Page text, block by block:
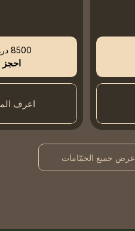
اعرف
8500 درهم
احجز
عرض جميع الحمّامات